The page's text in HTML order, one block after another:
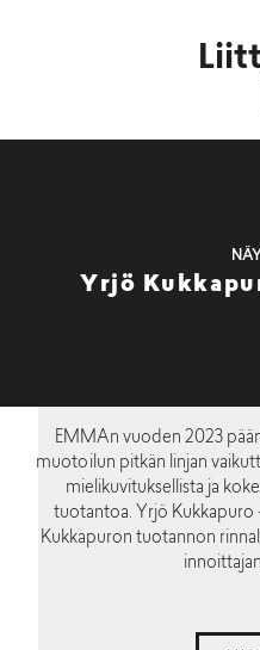
Yrjö
EMMAn vuoden 2023
muotoilun pitkän linjan
mielikuvituksellista ja
tuotantoa. Yrjö Kukkapuro
Kukkapuron tuotannon